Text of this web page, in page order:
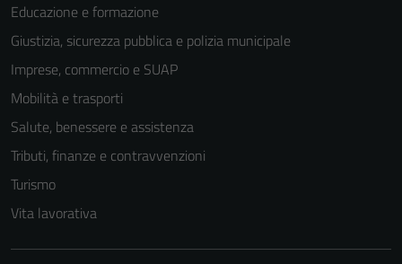
Educazione e formazione
Giustizia, sicurezza pubblica e polizia municipale
Imprese, commercio e SUAP
Mobilità e trasporti
Salute, benessere e assistenza
Tributi, finanze e contravvenzioni
Turismo
Vita lavorativa
per il